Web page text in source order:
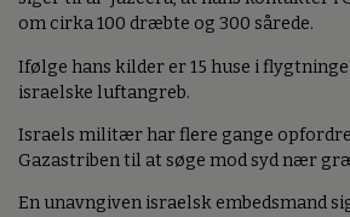
om cirka 100 dræbte og 300 sårede.
Ifølge hans kilder er 15 huse i
israelske luftangreb.
Israels militær har flere gange
Gazastriben til at søge mod syd nær
En unavngiven israelsk embedsmand